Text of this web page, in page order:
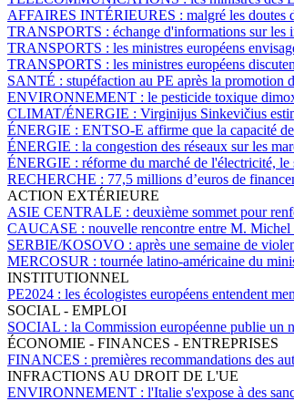
AFFAIRES INTÉRIEURES : malgré les doutes
TRANSPORTS : échange d'informations sur les
TRANSPORTS : les ministres européens
TRANSPORTS : les ministres européens
SANTÉ : stupéfaction au PE après la promotion
ENVIRONNEMENT : le pesticide toxique
CLIMAT/ÉNERGIE : Virginijus Sinkevičius
ÉNERGIE : ENTSO-E affirme que la capacité
ÉNERGIE : la congestion des réseaux sur les
ÉNERGIE : réforme du marché de l'électricité,
RECHERCHE : 77,5 millions d’euros de
ACTION EXTÉRIEURE
ASIE CENTRALE : deuxième sommet pour
CAUCASE : nouvelle rencontre entre M.
SERBIE/KOSOVO : après une semaine de
MERCOSUR : tournée latino-américaine du
INSTITUTIONNEL
PE2024 : les écologistes européens entendent
SOCIAL - EMPLOI
SOCIAL : la Commission européenne publie un
ÉCONOMIE - FINANCES - ENTREPRISES
FINANCES : premières recommandations des
INFRACTIONS AU DROIT DE L'UE
ENVIRONNEMENT : l'Italie s'expose à des